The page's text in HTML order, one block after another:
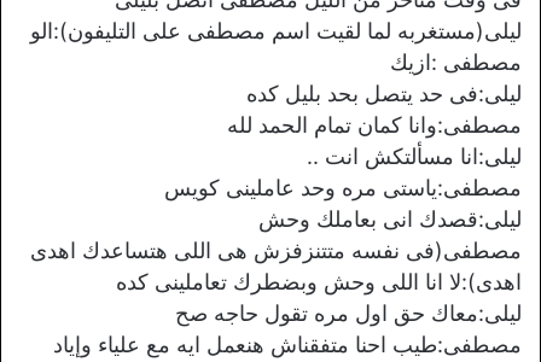
ليلى(مستغربه لما لقيت اسم مصطفى على التليفون):الو
مصطفى :ازيك
ليلى:فى حد يتصل بحد بليل كده
مصطفى:وانا كمان تمام الحمد لله
ليلى:انا مسألتكش انت ..
مصطفى:ياستى مره وحد عاملينى كويس
ليلى:قصدك انى بعاملك وحش
مصطفى(فى نفسه متتنزفزش هى اللى هتساعدك اهدى
اهدى):لا انا اللى وحش وبضطرك تعاملينى كده
ليلى:معاك حق اول مره تقول حاجه صح
مصطفى:طيب احنا متفقناش هنعمل ايه مع علياء وإياد